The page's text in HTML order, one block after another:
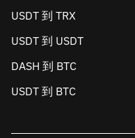
USDT 到 TRX
USDT 到 USDT
DASH 到 BTC
USDT 到 BTC